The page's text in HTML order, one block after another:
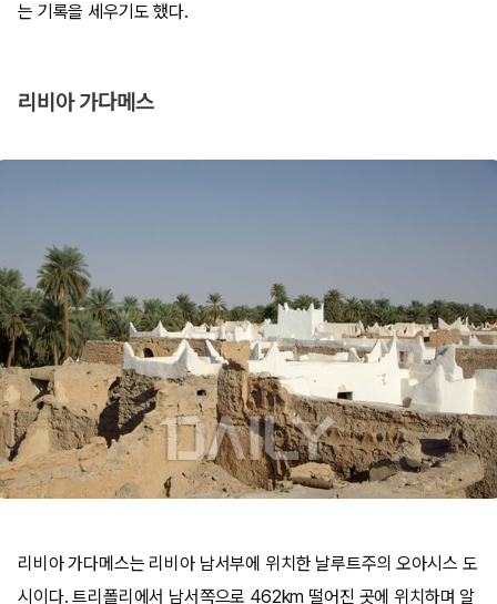
는 기록을 세우기도 했다.
리비아 가다메스
리비아 가다메스는 리비아 남서부에 위치한 날루트주의 오아시스 도
시이다. 트리폴리에서 남서쪽으로 462km 떨어진 곳에 위치하며 알